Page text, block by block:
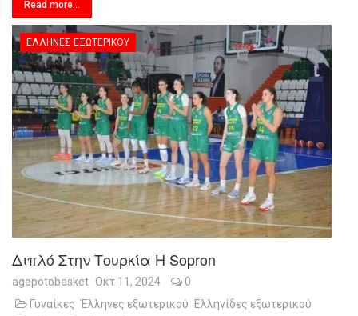
Read more...
ΈΛΛΗΝΕΣ ΕΞΩΤΕΡΙΚΟΎ
Διπλό Στην Τουρκία Η Sopron
agapotobasket Οκτ 11, 2024
0
Γυναίκες Έλληνες εξωτερικού
Ελληνίδες εξωτερικού